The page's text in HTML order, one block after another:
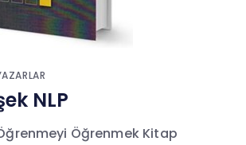
NLP
Öğrenmek Kitap